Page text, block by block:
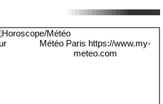
Météo Paris https://www.my-
meteo.com